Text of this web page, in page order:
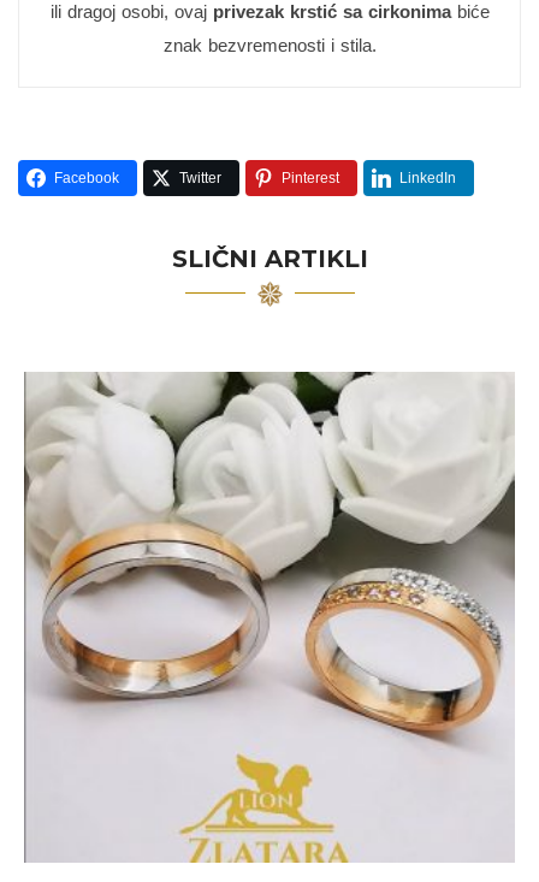
ili dragoj osobi, ovaj privezak krstić sa cirkonimabiće
znak bezvremenosti i stila.
Facebook Twitter Pinterest LinkedIn
SLIČNI ARTIKLI